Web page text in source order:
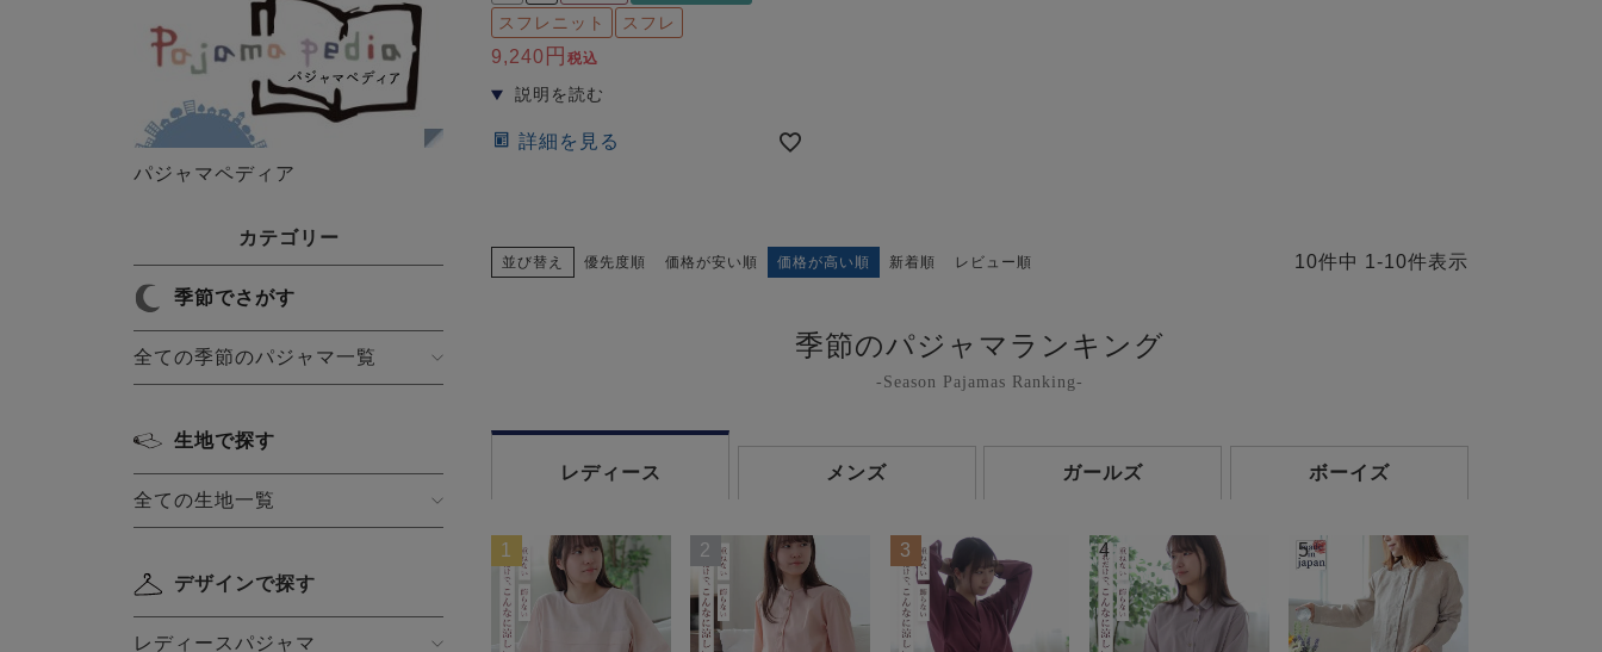
パジャマペディア
カテゴリー
季節でさがす
全ての季節のパジャマ一覧
生地で探す
全ての生地一覧
デザインで探す
レディースパジャマ
スフレニット
スフレ
9,240 税込
詳細を見る
並び替え 優先度順 価格が安い順 価格が高い順 新着順 レビュー順 10件中 1 -10件表示
季節のパジャマランキング
-Season Pajamas Ranking-
レディース メンズ ガールズ ボーイズ
1 2 3 4 5